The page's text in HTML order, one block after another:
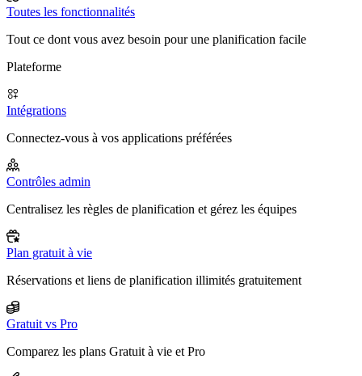
Toutes les fonctionnalités
Tout ce dont vous avez besoin pour une planification facile
Plateforme
Intégrations
Connectez-vous à vos applications préférées
Contrôles admin
Centralisez les règles de planification et gérez les équipes
Plan gratuit à vie
Réservations et liens de planification illimités gratuitement
Gratuit vs Pro
Comparez les plans Gratuit à vie et Pro